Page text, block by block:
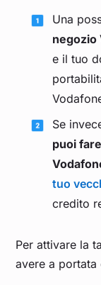
Una
negozio
e il tuo
Se
puoi
tuo
credito
Per attivare la
avere a portata